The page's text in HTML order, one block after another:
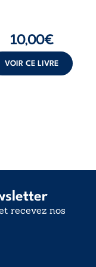
10,00€
VOIR CE LIVRE
recevez nos